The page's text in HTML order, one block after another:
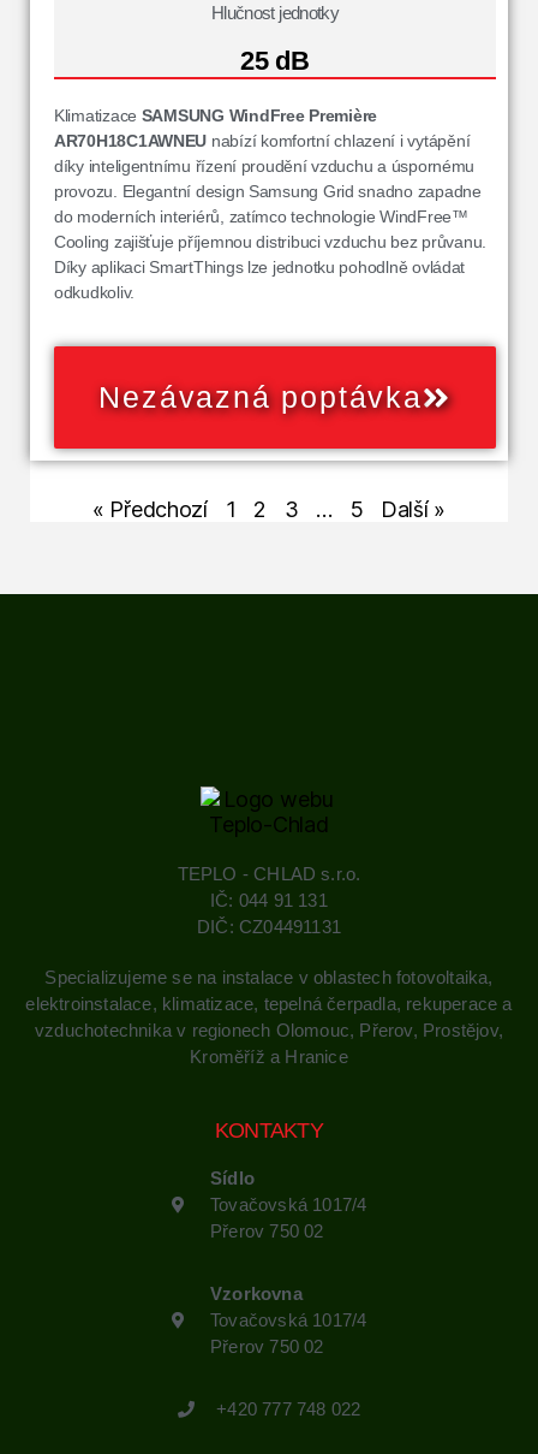
Hlučnost jednotky
25 dB
Klimatizace SAMSUNG WindFree Première
AR70H18C1AWNEU nabízí komfortní chlazení i vytápění
díky inteligentnímu řízení proudění vzduchu a úspornému
provozu. Elegantní design Samsung Grid snadno zapadne
do moderních interiérů, zatímco technologie WindFree™
Cooling zajišťuje příjemnou distribuci vzduchu bez průvanu.
Díky aplikaci SmartThings lze jednotku pohodlně ovládat
odkudkoliv.
Nezávazná poptávka
« Předchozí 1 2 3 … 5 Další »
TEPLO - CHLAD s.r.o.
IČ: 044 91 131
DIČ: CZ04491131
Specializujeme se na instalace v oblastech fotovoltaika,
elektroinstalace, klimatizace, tepelná čerpadla, rekuperace a
vzduchotechnika v regionech Olomouc, Přerov, Prostějov,
Kroměříž a Hranice
KONTAKTY
Sídlo
Tovačovská 1017/4
Přerov 750 02
Vzorkovna
Tovačovská 1017/4
Přerov 750 02
+420 777 748 022